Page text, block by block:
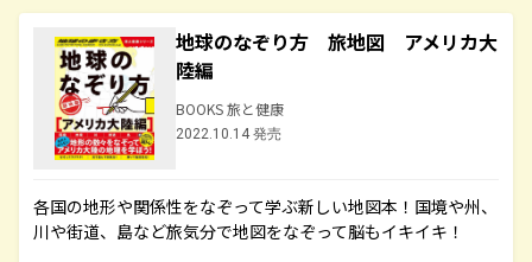
地球のなぞり方 旅地図 アメリカ大
陸編
BOOKS 旅と健康
2022.10.14 発売
各国の地形や関係性をなぞって学ぶ新しい地図本！国境や州、
川や街道、島など旅気分で地図をなぞって脳もイキイキ！